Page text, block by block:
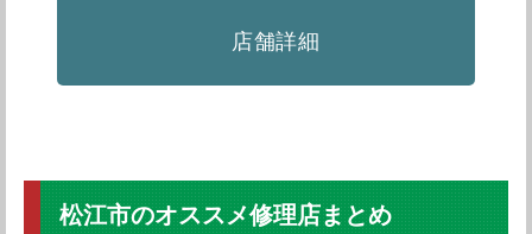
店舗詳細
松江市のオススメ修理店まとめ